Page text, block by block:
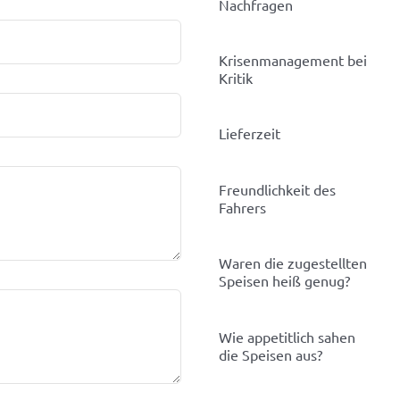
Nachfragen
Krisenmanagement bei
Kritik
Lieferzeit
Freundlichkeit des
Fahrers
Waren die zugestellten
Speisen heiß genug?
Wie appetitlich sahen
die Speisen aus?